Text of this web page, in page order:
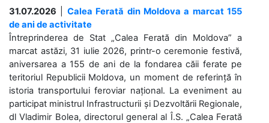
31.07.2026
Calea Ferată din Moldova a marcat 155
de ani de activitate
Întreprinderea de Stat „Calea Ferată din Moldova” a
marcat astăzi, 31 iulie 2026, printr-o ceremonie festivă,
aniversarea a 155 de ani de la fondarea căii ferate pe
teritoriul Republicii Moldova, un moment de referință în
istoria transportului feroviar național. La eveniment au
participat ministrul Infrastructurii și Dezvoltării Regionale,
dl Vladimir Bolea, directorul general al Î.S. „Calea Ferată